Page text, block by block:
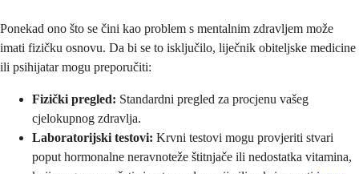
Ponekad ono što se čini kao problem s mentalnim zdravljem može
imati fizičku osnovu. Da bi se to isključilo, liječnik obiteljske medicine
ili psihijatar mogu preporučiti:
Fizički pregled: Standardni pregled za procjenu vašeg
cjelokupnog zdravlja.
Laboratorijski testovi: Krvni testovi mogu provjeriti stvari
poput hormonalne neravnoteže štitnjače ili nedostatka vitamina,